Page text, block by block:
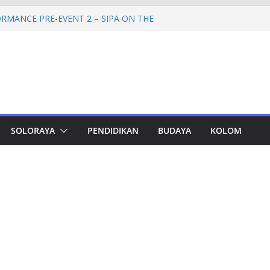
PRE-EVENT 2 – SIPA ON THE
Tampung 2.692 Siswa, Taj Yasin:
Cadangan Rp1,2 Triliun untuk Pilgub
Mulai 2027
SPEM Akan Disidangkan
SOLORAYA PENDIDIKAN BUDAYA KOLOM